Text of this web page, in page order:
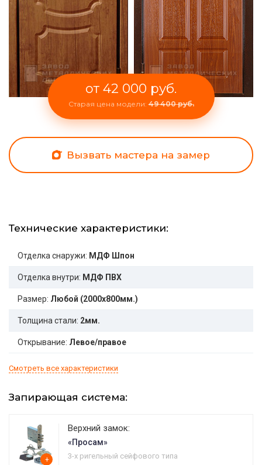
от 42 000 руб.
Старая цена модели:49 400 руб.
Вызвать мастера на замер
Технические характеристики:
Отделка снаружи: МДФ Шпон
Отделка внутри: МДФ ПВХ
Размер: Любой (2000x800мм.)
Толщина стали: 2мм.
Открывание: Левое/правое
Смотреть все характеристики
Запирающая система:
+
Верхний замок:
«Просам»
3-х ригельный сейфового типа